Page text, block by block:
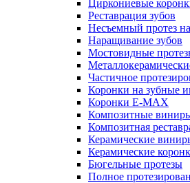
Циркониевые
Реставрация зубов
Несъемный протез
Наращивание зубов
Мостовидные
Частичное
Коронки на зубные
Коронки E-MAX
Композитные
Композитная
Керамические
Керамические
Бюгельные протезы
Полное